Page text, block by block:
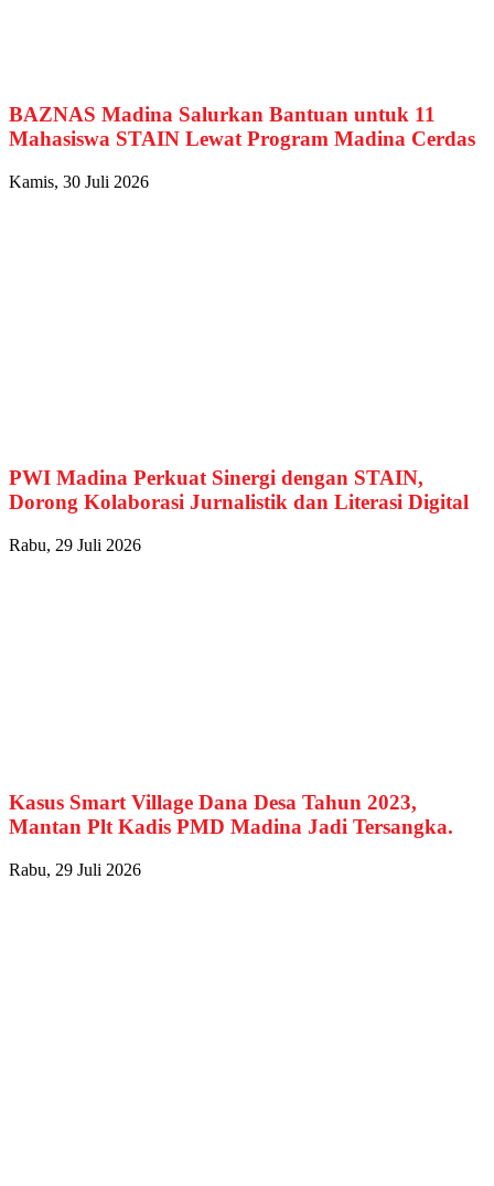
BAZNAS Madina Salurkan Bantuan untuk 11
Mahasiswa STAIN Lewat Program Madina Cerdas
Kamis, 30 Juli 2026
PWI Madina Perkuat Sinergi dengan STAIN,
Dorong Kolaborasi Jurnalistik dan Literasi Digital
Rabu, 29 Juli 2026
Kasus Smart Village Dana Desa Tahun 2023,
Mantan Plt Kadis PMD Madina Jadi Tersangka.
Rabu, 29 Juli 2026